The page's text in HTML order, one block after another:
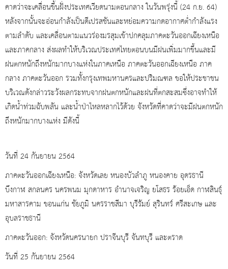
คาดว่าจะเคลื่อนขึ้นฝั่งประเทศเวียดนามตอนกลาง ในวันพรุ่งนี้ (24 ก.ย. 64)
หลังจากนั้นจะอ่อนกำลังเป็นดีเปรสชันและหย่อมความกดอากาศต่ำกำลังแรง
ตามลำดับ และเคลื่อนตามแนวร่องมรสุมเข้าปกคลุมภาคตะวันออกเฉียงเหนือ
และภาคกลาง ส่งผลทำให้บริเวณประเทศไทยตอนบนมีฝนเพิ่มมากขึ้นและมี
ฝนตกหนักถึงหนักมากบางแห่งในภาคเหนือ ภาคตะวันออกเฉียงเหนือ ภาค
กลาง ภาคตะวันออก รวมทั้งกรุงเทพมหานครและปริมณฑล ขอให้ประชาชน
บริเวณดังกล่าวระวังผลกระทบจากฝนตกหนักและฝนที่ตกสะสมซึ่งอาจทำให้
เกิดน้ำท่วมฉับพลัน และน้ำป่าไหลหลากไว้ด้วย จังหวัดที่คาดว่าจะมีฝนตกหนัก
ถึงหนักมากบางแห่ง มีดังนี้
วันที่ 24 กันยายน 2564
ภาคตะวันออกเฉียงเหนือ: จังหวัดเลย หนองบัวลำภู หนองคาย อุดรธานี
บึงกาฬ สกลนคร นครพนม มุกดาหาร อำนาจเจริญ ยโสธร ร้อยเอ็ด กาฬสินธุ์
มหาสารคาม ขอนแก่น ชัยภูมิ นครราชสีมา บุรีรัมย์ สุรินทร์ ศรีสะเกษ และ
อุบลราชธานี
ภาคตะวันออก: จังหวัดนครนายก ปราจีนบุรี จันทบุรี และตราด
วันที่ 25 กันยายน 2564